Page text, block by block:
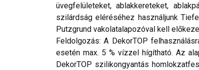
üvegfelületeket, ablakkereteket,
szilárdság eléréséhez használjunk
Putzgrund vakolatalapozóval kell
Feldolgozás: A DekorTOP
esetén max. 5 % vízzel hígítható. Az
DekorTOP szilikongyantás